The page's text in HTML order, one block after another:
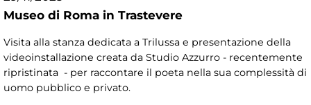
Museo di Roma in Trastevere
Visita alla stanza dedicata a Trilussa e presentazione della
videoinstallazione creata da Studio Azzurro - recentemente
ripristinata - per raccontare il poeta nella sua complessità di
uomo pubblico e privato.